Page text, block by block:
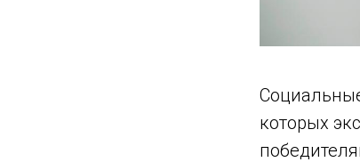
которых